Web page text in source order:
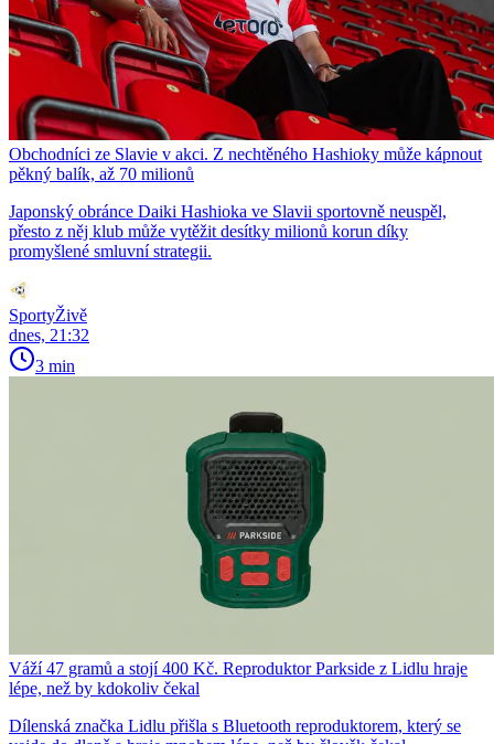
Obchodníci ze Slavie v akci. Z nechtěného Hashioky může kápnout
pěkný balík, až 70 milionů
Japonský obránce Daiki Hashioka ve Slavii sportovně neuspěl,
přesto z něj klub může vytěžit desítky milionů korun díky
promyšlené smluvní strategii.
SportyŽivě
dnes, 21:32
3 min
Váží 47 gramů a stojí 400 Kč. Reproduktor Parkside z Lidlu hraje
lépe, než by kdokoliv čekal
Dílenská značka Lidlu přišla s Bluetooth reproduktorem, který se